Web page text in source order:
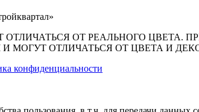
ОТ РЕАЛЬНОГО ЦВЕТА.
МОГУТ ОТЛИЧАТЬСЯ ОТ ЦВЕТА И
конфиденциальности